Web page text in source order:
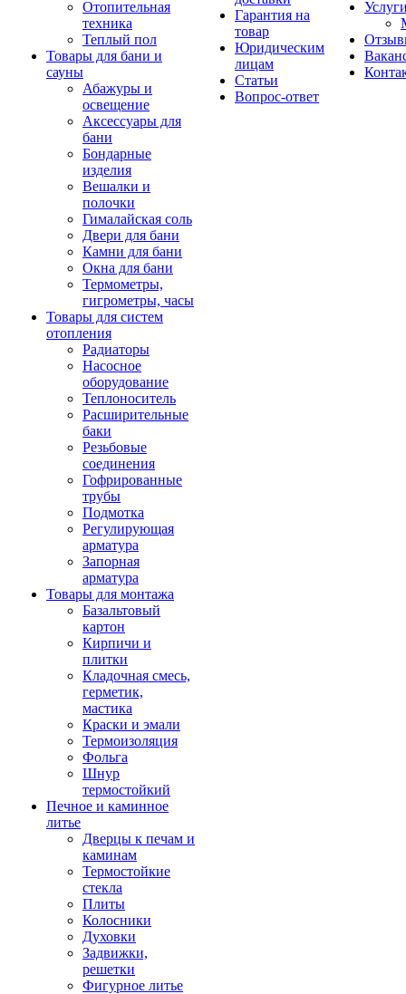
Отопительная
техника
Теплый пол
Товары для бани и
сауны
Абажуры и
освещение
Аксессуары для
бани
Бондарные
изделия
Вешалки и
полочки
Гималайская соль
Двери для бани
Камни для бани
Окна для бани
Термометры,
гигрометры, часы
Товары для систем
отопления
Радиаторы
Насосное
оборудование
Теплоноситель
Расширительные
баки
Резьбовые
соединения
Гофрированные
трубы
Подмотка
Регулирующая
арматура
Запорная
арматура
Товары для монтажа
Базальтовый
картон
Кирпичи и
плитки
Кладочная смесь,
герметик,
мастика
Краски и эмали
Термоизоляция
Фольга
Шнур
термостойкий
Печное и каминное
литье
Дверцы к печам и
каминам
Термостойкие
стекла
Плиты
Колосники
Духовки
Задвижки,
решетки
Фигурное литье
Гарантия на
товар
Юридическим
лицам
Статьи
Вопрос-ответ